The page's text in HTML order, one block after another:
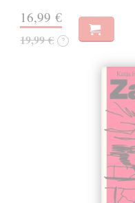
16,99 €
19,99 € ?